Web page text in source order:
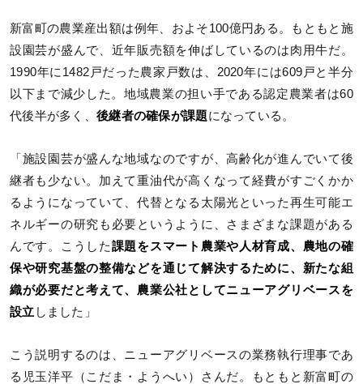
新富町の農業産出額は例年、およそ100億円ある。もともと施
設園芸が盛んで、近年販売額を伸ばしているのは肉用牛だ。
1990年に1482戸だった農家戸数は、2020年には609戸と半分
以下まで減少した。地域農業の担い手である認定農業者は60
代後半が多く、 後継者の確保が課題になっている。
「施設園芸が盛んな地域なのですが、高齢化が進んでいて後
継者も少ない。加えて重油代が高くなって経費がすごくかか
るようになっていて、代替となる太陽光といった再生可能エ
ネルギーの研究も必要というように、さまざまな課題がある
んです。こうした課題をスマート農業や人材育成、農地の確
保や研究基盤の整備などを通じて解決するために、新たな組
織が必要だと考えて、農業公社としてニューアグリベースを
設立 しました」
こう説明するのは、ニューアグリベースの業務執行理事であ
る児玉洋平（こだま・ようへい）さんだ。もともと新富町の